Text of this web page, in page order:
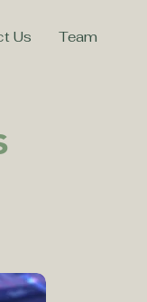
Us Team